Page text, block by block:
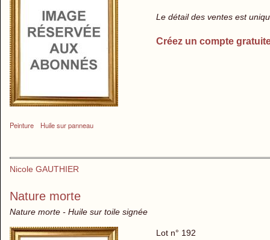
Peinture Huile sur panneau
Le détail des ventes est
Créez un compte
Nicole GAUTHIER
Nature morte
Nature morte - Huile sur toile signée
Lot n° 192